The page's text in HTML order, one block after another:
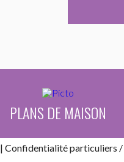
PLANS DE MAISON
| Confidentialitéparticuliers /